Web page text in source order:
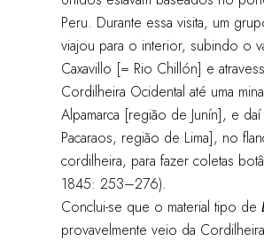
Peru. Durante essa visita, um
viajou para o interior, subindo o
Caxavillo [= Rio Chillón] e
Cordilheira Ocidental até uma
Alpamarca [região de Junín], e
Pacaraos, região de Lima], no
cordilheira, para fazer coletas
1845: 253–276).
Conclui-se que o material tipo de
provavelmente veio da